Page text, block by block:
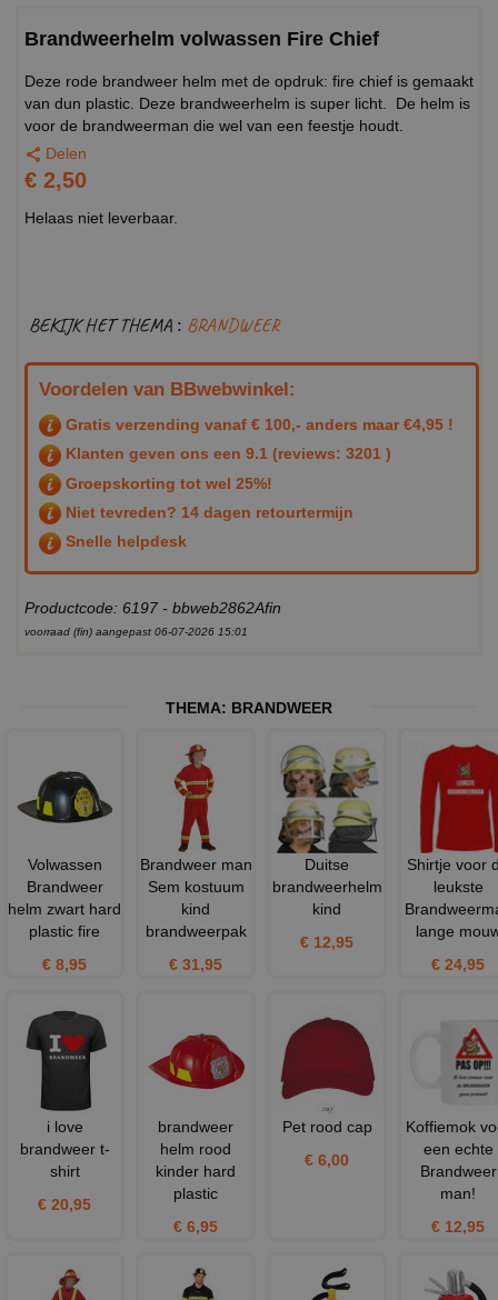
Brandweerhelm volwassen Fire Chief
Deze rode brandweer helm met de opdruk: fire chief is gemaakt
van dun plastic. Deze brandweerhelm is super licht. De helm is
voor de brandweerman die wel van een feestje houdt.
Delen
€ 2,50
Helaas niet leverbaar.
BEKIJK HET THEMA : BRANDWEER
Voordelen van BBwebwinkel:
Gratis verzending vanaf € 100,- anders maar €4,95 !
Klanten geven ons een 9.1 (reviews: 3201 )
Groepskorting tot wel 25%!
Niet tevreden? 14 dagen retourtermijn
Snelle helpdesk
Productcode: 6197 - bbweb2862Afin
voorraad (fin) aangepast 06-07-2026 15:01
THEMA: BRANDWEER
Volwassen
Brandweer
helm zwart hard
plastic fire
€ 8,95
Brandweer man
Sem kostuum
kind
brandweerpak
€ 31,95
Duitse
brandweerhelm
kind
€ 12,95
Shirtje voor
leukste
lange
€ 24,95
i love
brandweer t-
shirt
€ 20,95
brandweer
helm rood
kinder hard
plastic
€ 6,95
Pet rood cap
€ 6,00
Koffiemok
een echte
Brandweer
man!
€ 12,95